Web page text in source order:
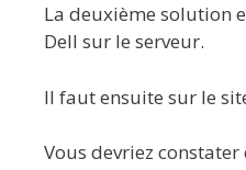
La deuxième solution
Dell sur le serveur.
Il faut ensuite sur le
Vous devriez constater